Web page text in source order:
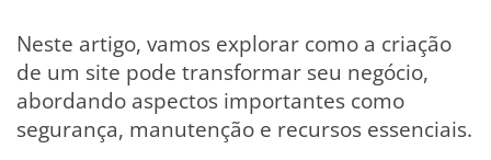
Neste artigo, vamos explorar como a criação
de um site pode transformar seu negócio,
abordando aspectos importantes como
segurança, manutenção e recursos essenciais.